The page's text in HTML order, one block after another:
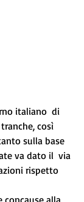
italiano  di
così
sulla base
va dato il  via
rispetto
concause alla